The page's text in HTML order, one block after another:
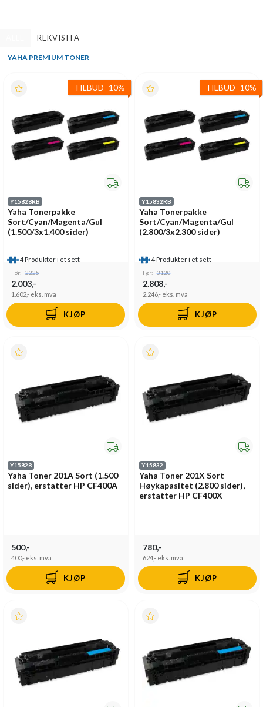
REKVISITA
YAHA PREMIUM TONER
TILBUD -10%
Y15828RB
Yaha Tonerpakke
Sort/Cyan/Magenta/Gul
(1.500/3x1.400 sider)
4 Produkter i et sett
Før: 2225
2.003,-
1.602,- eks. mva
KJØP
TILBUD -10%
Y15832RB
Yaha Tonerpakke
Sort/Cyan/Magenta/Gul
(2.800/3x2.300 sider)
4 Produkter i et sett
Før: 3120
2.808,-
2.246,- eks. mva
KJØP
Y15828
Yaha Toner 201A Sort (1.500
sider), erstatter HP CF400A
500,-
400,- eks. mva
KJØP
Y15832
Yaha Toner 201X Sort
Høykapasitet (2.800 sider),
erstatter HP CF400X
780,-
624,- eks. mva
KJØP